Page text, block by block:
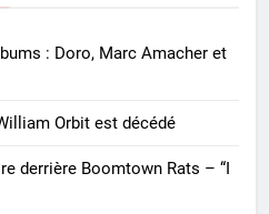
: Doro, Marc Amacher et
Orbit est décédé
derrière Boomtown Rats – “I